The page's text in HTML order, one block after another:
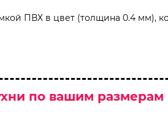
ПВХ в цвет (толщина 0.4 мм),
по вашим размерам